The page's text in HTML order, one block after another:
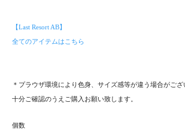
【Last Resort AB】
全てのアイテムはこちら
＊プラウザ環境により色身、サイズ感等が違う場合がござ
十分ご確認のうえご購入お願い致します。
個数